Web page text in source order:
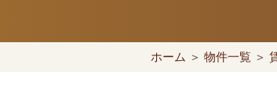
ホーム ＞ 物件一覧 ＞